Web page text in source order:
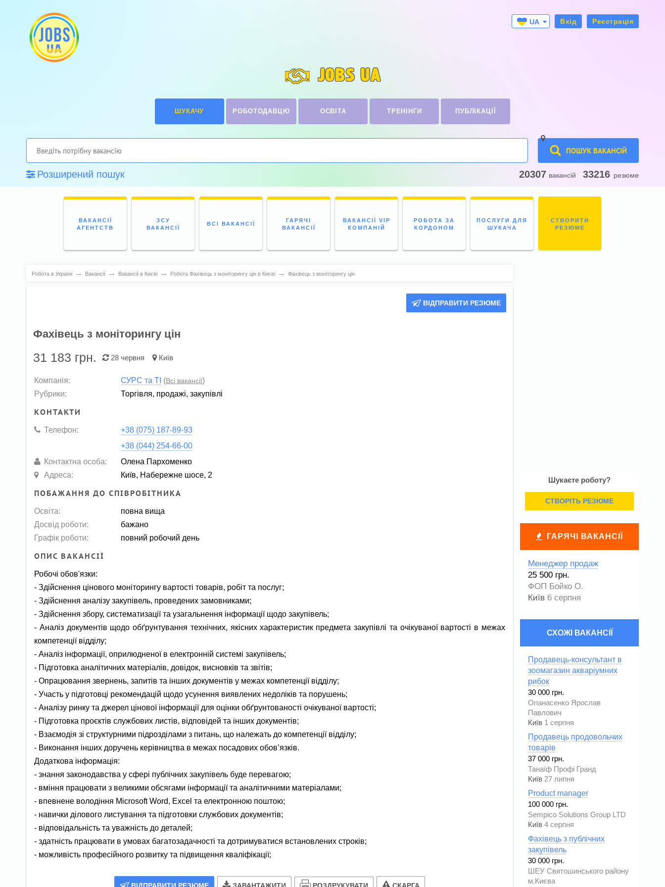
UA
Вхід Реєстрація
JOBS UA
ШУКАЧУ РОБОТОДАВЦЮ ОСВІТА ТРЕНІНГИ ПУБЛІКАЦІЇ
ПОШУК ВАКАНСІЙ
Розширений пошук 20307 вакансій 33216 резюме
ВАКАНСІЇ
АГЕНТСТВ
ЗСУ
ВАКАНСІЇ
ВСІ ВАКАНСІЇ
ГАРЯЧІ
ВАКАНСІЇ
ВАКАНСІЇ VIP
КОМПАНІЙ
РОБОТА ЗА
КОРДОНОМ
ПОСЛУГИ ДЛЯ
ШУКАЧА
СТВОРИТИ
РЕЗЮМЕ
Робота в Україні → Вакансії → Вакансії в Києві → Робота Фахівець з моніторингу цін в Києві → Фахівець з моніторингу цін
ВІДПРАВИТИ РЕЗЮМЕ
Фахівець з моніторингу цін
31 183 грн. 28 червня Київ
Компанія: СУРС та ТІ (Всі вакансії)
Рубрики:
Торгівля, продажі, закупівлі
КОНТАКТИ
Телефон:
+38 (075) 187-89-93
+38 (044) 254-66-00
Контактна особа:
Олена Пархоменко
Адреса:
Київ, Набережне шосе, 2
ПОБАЖАННЯ ДО СПІВРОБІТНИКА
Освіта:
повна вища
Досвід роботи:
бажано
Графік роботи:
повний робочий день
ОПИС ВАКАНСІЇ
Робочі обов'язки:
- Здійснення цінового моніторингу вартості товарів, робіт та послуг;
- Здійснення аналізу закупівель, проведених замовниками;
- Здійснення збору, систематизації та узагальнення інформації щодо закупівель;
- Аналіз документів щодо обґрунтування технічних, якісних характеристик предмета закупівлі та очікуваної вартості в межах
компетенції відділу;
- Аналіз інформації, оприлюдненої в електронній системі закупівель;
- Підготовка аналітичних матеріалів, довідок, висновків та звітів;
- Опрацювання звернень, запитів та інших документів у межах компетенції відділу;
- Участь у підготовці рекомендацій щодо усунення виявлених недоліків та порушень;
- Аналізу ринку та джерел цінової інформації для оцінки обґрунтованості очікуваної вартості;
- Підготовка проєктів службових листів, відповідей та інших документів;
- Взаємодія зі структурними підрозділами з питань, що належать до компетенції відділу;
- Виконання інших доручень керівництва в межах посадових обов’язків.
Додаткова інформація:
- знання законодавства у сфері публічних закупівель буде перевагою;
- вміння працювати з великими обсягами інформації та аналітичними матеріалами;
- впевнене володіння Microsoft Word, Excel та електронною поштою;
- навички ділового листування та підготовки службових документів;
- відповідальність та уважність до деталей;
- здатність працювати в умовах багатозадачності та дотримуватися встановлених строків;
- можливість професійного розвитку та підвищення кваліфікації;
РОЗДРУКУВАТИ
Шукаєте роботу?
СТВОРІТЬ РЕЗЮМЕ
ГАРЯЧІ ВАКАНСІЇ
Менеджер продаж
25 500 грн.
ФОП Бойко О.
Київ 6 серпня
СХОЖІ ВАКАНСІЇ
Продавець-консультант в
зоомагазин акваріумних
рибок
30 000 грн.
Опанасенко Ярослав
Павлович
Київ 1 серпня
Продавець продовольчих
товарів
37 000 грн.
Танаїф Профі Гранд
Київ 27 липня
Product manager
100 000 грн.
Sempico Solutions Group LTD
Київ 4 серпня
Фахівець з публічних
закупівель
30 000 грн.
ШЕУ Святошинського району
м.Києва